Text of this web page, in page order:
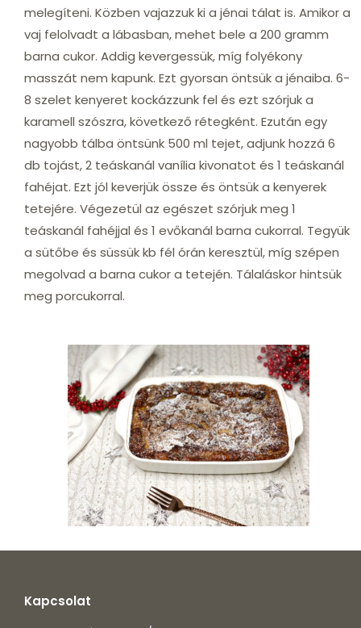
melegíteni. Közben vajazzuk ki a jénai tálat is. Amikor a
vaj felolvadt a lábasban, mehet bele a 200 gramm
barna cukor. Addig kevergessük, míg folyékony
masszát nem kapunk. Ezt gyorsan öntsük a jénaiba. 6-
8 szelet kenyeret kockázzunk fel és ezt szórjuk a
karamell szószra, következő rétegként. Ezután egy
nagyobb tálba öntsünk 500 ml tejet, adjunk hozzá 6
db tojást, 2 teáskanál vanília kivonatot és 1 teáskanál
fahéjat. Ezt jól keverjük össze és öntsük a kenyerek
tetejére. Végezetül az egészet szórjuk meg 1
teáskanál fahéjjal és 1 evőkanál barna cukorral. Tegyük
a sütőbe és süssük kb fél órán keresztül, míg szépen
megolvad a barna cukor a tetején. Tálaláskor hintsük
meg porcukorral.
Kapcsolat